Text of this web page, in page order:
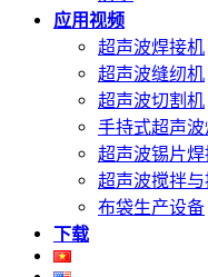
应用视频
超声波焊接机
超声波缝纫机
超声波切割机
手持式超声
超声波锡片
超声波搅拌
布袋生产设备
下载